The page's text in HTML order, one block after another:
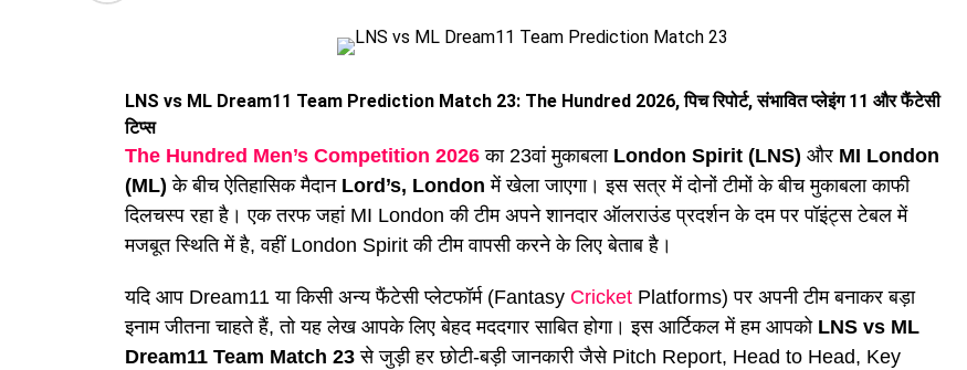
LNS vs ML Dream11 Team Prediction Match 23: The Hundred 2026, पिच रिपोर्ट, संभावित प्लेइंग 11 और फैंटेसी
टिप्स
The Hundred Men’s Competition 2026 का 23वां मुकाबला London Spirit (LNS) और MI London
(ML) के बीच ऐतिहासिक मैदान Lord’s, London में खेला जाएगा। इस सत्र में दोनों टीमों के बीच मुकाबला काफी
दिलचस्प रहा है। एक तरफ जहां MI London की टीम अपने शानदार ऑलराउंड प्रदर्शन के दम पर पॉइंट्स टेबल में
मजबूत स्थिति में है, वहीं London Spirit की टीम वापसी करने के लिए बेताब है।
यदि आप Dream11 या किसी अन्य फैंटेसी प्लेटफॉर्म (Fantasy Cricket Platforms) पर अपनी टीम बनाकर बड़ा
इनाम जीतना चाहते हैं, तो यह लेख आपके लिए बेहद मददगार साबित होगा। इस आर्टिकल में हम आपको LNS vs ML
Dream11 Team Match 23 से जुड़ी हर छोटी-बड़ी जानकारी जैसे Pitch Report, Head to Head, Key